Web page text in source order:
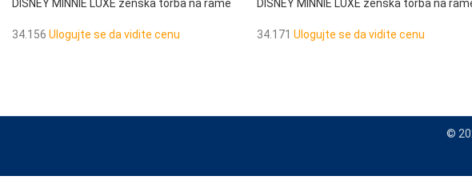
DISNEY MINNIE LUXE ženska torba na rame
34.156 Ulogujte se da vidite cenu
DISNEY MINNIE LUXE ženska torba na
34.171 Ulogujte se da vidite cenu
©